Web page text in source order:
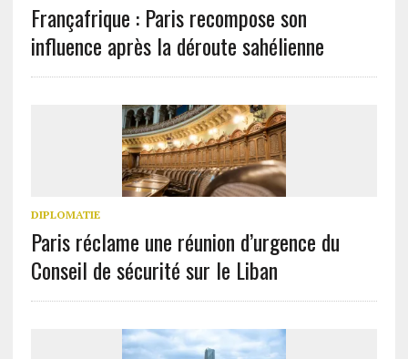
Françafrique : Paris recompose son
influence après la déroute sahélienne
DIPLOMATIE
Paris réclame une réunion d’urgence du
Conseil de sécurité sur le Liban